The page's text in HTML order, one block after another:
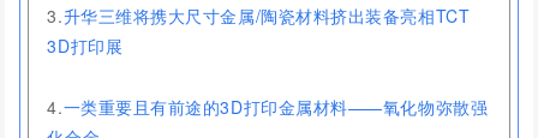
3.升华三维将携大尺寸金属/陶瓷材料挤出装备亮相TCT
3D打印展
4.一类重要且有前途的3D打印金属材料——氧化物弥散强